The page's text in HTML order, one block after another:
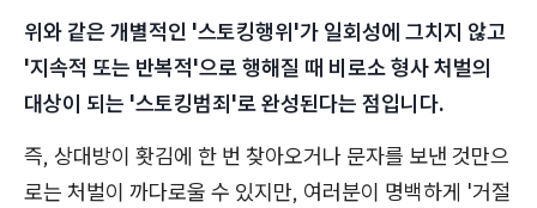
위와 같은 개별적인 '스토킹행위'가 일회성에 그치지 않고
'지속적 또는 반복적'으로 행해질 때 비로소 형사 처벌의
대상이 되는 '스토킹범죄'로 완성된다는 점입니다.
즉, 상대방이 홧김에 한 번 찾아오거나 문자를 보낸 것만으
로는 처벌이 까다로울 수 있지만, 여러분이 명백하게 '거절